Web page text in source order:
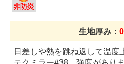
生地厚み：
日差しや熱を跳ね返して温度